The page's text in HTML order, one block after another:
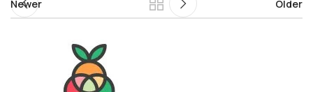
Newer Older